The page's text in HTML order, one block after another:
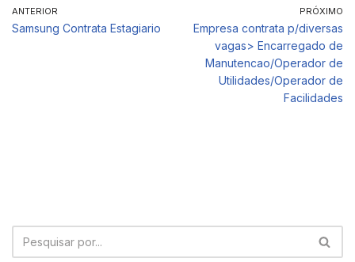
ANTERIOR
Samsung Contrata Estagiario
PRÓXIMO
Empresa contrata p/diversas
vagas> Encarregado de
Manutencao/Operador de
Utilidades/Operador de
Facilidades